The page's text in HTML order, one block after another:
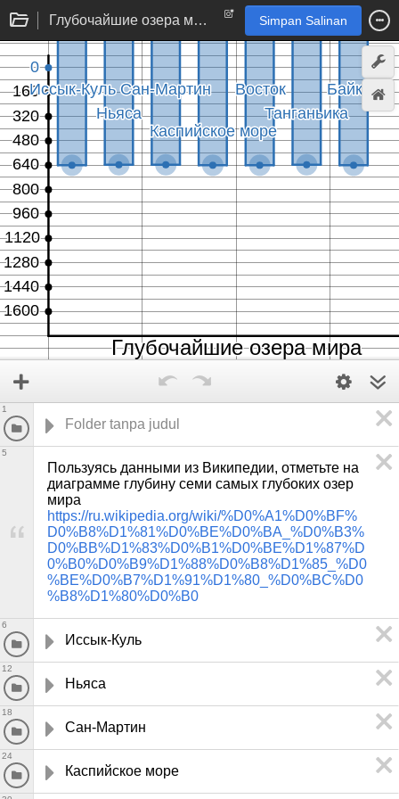
Глубочайшие озера мира Simpan Salinan
1
Пользуясь данными из Википедии, отметьте на
диаграмме глубину семи самых глубоких озер
https://ru.wikipedia.org/wiki/%D0%A1%D0%BF%
D0%B8%D1%81%D0%BE%D0%BA_%D0%B3%
D0%BB%D1%83%D0%B1%D0%BE%D1%87%D
0%B0%D0%B9%D1%88%D0%B8%D1%85_%D0
%BE%D0%B7%D1%91%D1%80_%D0%BC%D0
%B8%D1%80%D0%B0
5
Иссык-Куль
6
Ньяса
12
Сан-Мартин
18
Каспийское море
24